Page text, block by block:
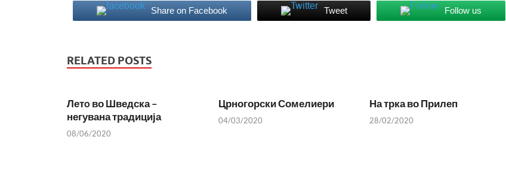
Share on Facebook Tweet Follow us
RELATED POSTS
Летo во Шведска –
негувана традиција
08/06/2020
Црногорски Сомелиери
04/03/2020
На трка во Прилеп
28/02/2020